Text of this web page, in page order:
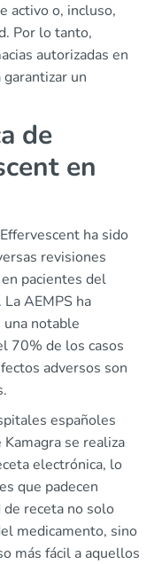
activo o, incluso,
Por lo tanto,
autorizadas en
garantizar un
de
en
ha sido
revisiones
pacientes del
AEMPS ha
notable
70% de los casos
adversos son
españoles
se realiza
electrónica, lo
que padecen
receta no solo
medicamento, sino
más fácil a aquellos